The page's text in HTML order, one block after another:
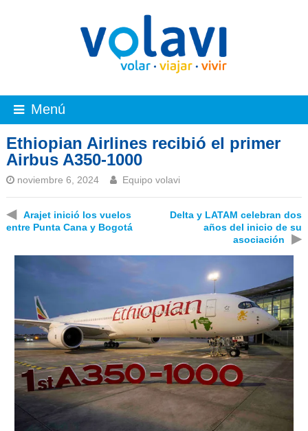
Menú
Ethiopian Airlines recibió el primer
Airbus A350-1000
noviembre 6, 2024 Equipo volavi
◀
Arajet inició los vuelos
entre Punta Cana y Bogotá
Delta y LATAM celebran dos
años del inicio de su
asociación
▶